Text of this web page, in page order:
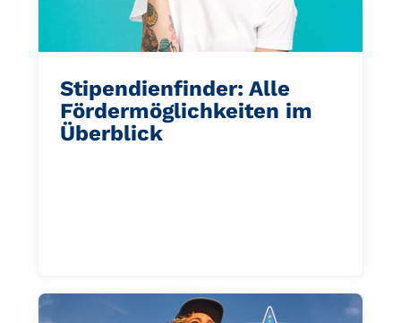
Stipendienfinder: Alle
Fördermöglichkeiten im
Überblick